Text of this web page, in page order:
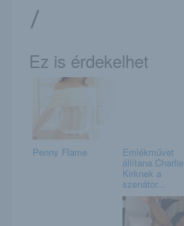
/
Ez is érdekelhet
Penny Flame Emlékművet
állítana Charlie
Kirknek a
szenátor...